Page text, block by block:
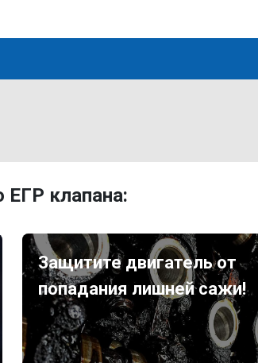
клапана:
Защитите двигатель от
попадания лишней сажи!